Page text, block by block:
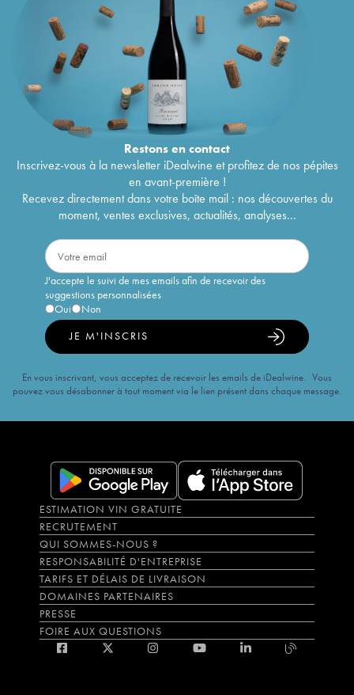
Restons encontact
Inscrivez-vous à la newsletter iDealwine et profitez de nos pépites
en avant-première !
Recevez directement dans votre boîte mail : nos découvertes du
moment, ventes exclusives, actualités, analyses...
J'accepte le suivi de mes emails afin de recevoir des
suggestions personnalisées
Oui
Non
JE M'INSCRIS
En vous inscrivant, vous acceptez de recevoir les emails de iDealwine. Vous
pouvez vous désabonner à tout moment via le lien présent dans chaque message.
ESTIMATION VIN GRATUITE
RECRUTEMENT
QUI SOMMES-NOUS ?
RESPONSABILITÉ D'ENTREPRISE
TARIFS ET DÉLAIS DE LIVRAISON
DOMAINES PARTENAIRES
PRESSE
FOIRE AUX QUESTIONS